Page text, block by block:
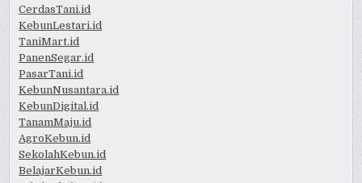
CerdasTani.id
KebunLestari.id
TaniMart.id
PanenSegar.id
PasarTani.id
KebunNusantara.id
KebunDigital.id
TanamMaju.id
AgroKebun.id
SekolahKebun.id
BelajarKebun.id